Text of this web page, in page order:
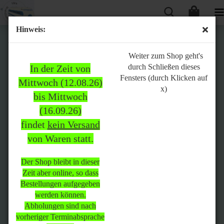
Hinweis:
In der Zeit von
Mittwoch (12.08.26)
bis Mittwoch
(16.09.26)
findet kein Versand
von Waren statt.
Der Shop bleibt in dieser
Zeit aber online, so dass
Bestellungen aufgegeben
werden können.
Abholungen sind nach
vorheriger Terminabsprache
Weiter zum Shop geht's
durch Schließen dieses
Fensters (durch Klicken auf
x)
Bitte
beachten:
In der Zeit von Mittwoch
(12.08.26) bis Mittwoch
(16.09.26)
statt.
Der Shop bleibt in dieser Zeit
aber online, so dass
Bestellungen aufgegeben
werden können.